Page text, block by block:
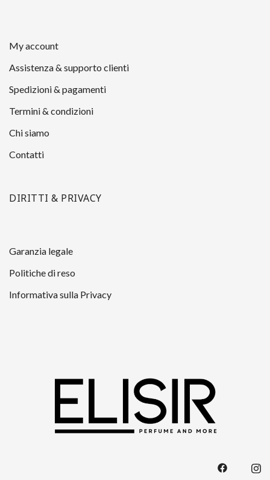
My account
Assistenza & supporto clienti
Spedizioni & pagamenti
Termini & condizioni
Chi siamo
Contatti
DIRITTI & PRIVACY
Garanzia legale
Politiche di reso
Informativa sulla Privacy